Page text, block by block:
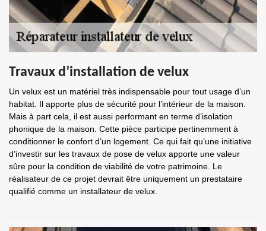
Travaux d’installation de velux
Un velux est un matériel très indispensable pour tout usage d’un
habitat. Il apporte plus de sécurité pour l’intérieur de la maison.
Mais à part cela, il est aussi performant en terme d’isolation
phonique de la maison. Cette pièce participe pertinemment à
conditionner le confort d’un logement. Ce qui fait qu’une initiative
d’investir sur les travaux de pose de velux apporte une valeur
sûre pour la condition de viabilité de votre patrimoine. Le
réalisateur de ce projet devrait être uniquement un prestataire
qualifié comme un installateur de velux.